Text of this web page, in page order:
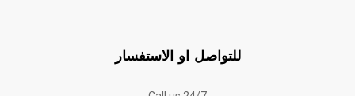
للتواصل او الاستفسار